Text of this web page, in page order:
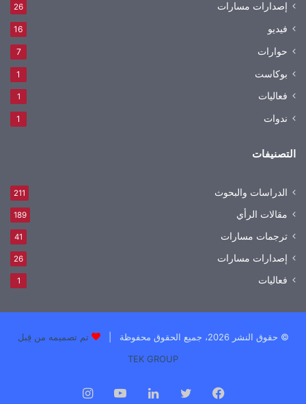
إصدارات مسارات 26
فيديو 16
حوارات 7
بوكاست 1
فعاليات 1
ندوات 1
التصنيفات
الدراسات والبحوث 211
مقالات الرأي 189
ترجمات مسارات 41
إصدارات مسارات 26
فعاليات 1
© حقوق النشر 2026، جميع الحقوق محفوظة |
تم تصميمه من قِبل
TEK GROUP
فيسبوك تويتر لينكدإن يوتيوب